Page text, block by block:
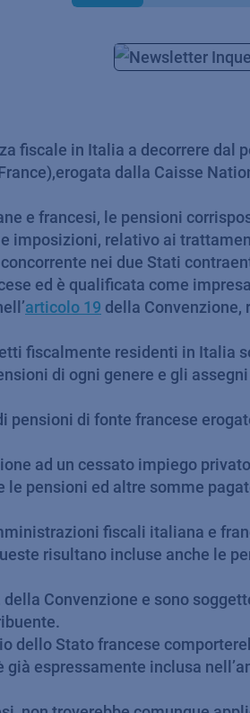
fiscale in Italia a decorrere dal
dalla Caisse
e francesi, le pensioni
imposizioni, relativo ai
nei due Stati
ed è qualificata come
articolo 19 della
fiscalmente residenti in Italia
di ogni genere e gli
pensioni di fonte francese
ad un cessato impiego
pensioni ed altre somme
fiscali italiana e
risultano incluse anche le
della Convenzione e sono
dello Stato francese
espressamente inclusa